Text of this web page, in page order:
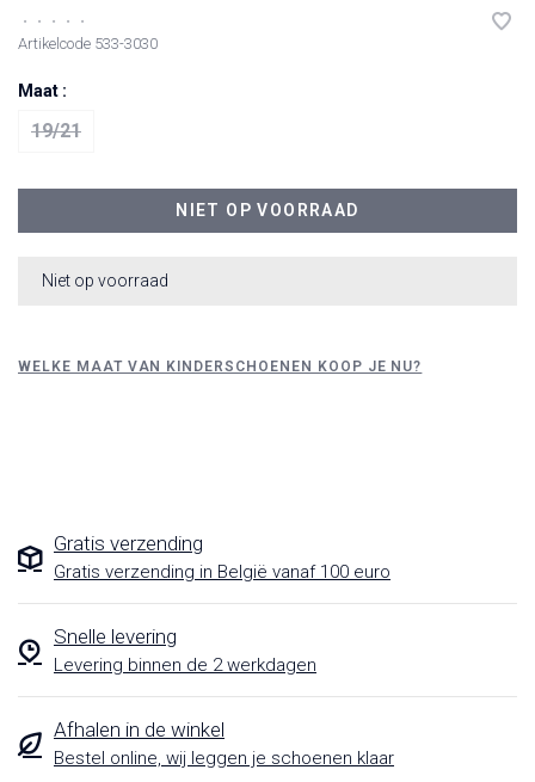
• • • •
•
Artikelcode 533-3030
Maat :
19/21
NIET OP VOORRAAD
Niet op voorraad
WELKE MAAT VAN KINDERSCHOENEN KOOP JE NU?
Gratis verzending
Gratis verzending in België vanaf 100 euro
Snelle levering
Levering binnen de 2 werkdagen
Afhalen in de winkel
Bestel online, wij leggen je schoenen klaar